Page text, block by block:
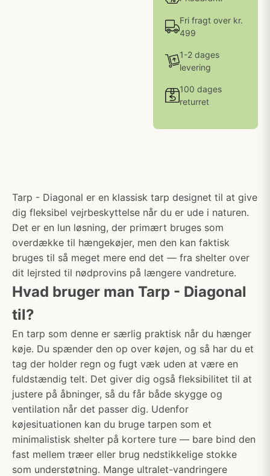
Fri fragt over kr.
499
1-2 dages
levering
100 dages
returret
Tarp - Diagonal er en klassisk tarp designet til at give
dig fleksibel vejrbeskyttelse når du er ude i naturen.
Det er en lun løsning, der primært bruges som
overdække til hængekøjer, men den kan faktisk
bruges til så meget mere end det — fra shelter over
dit lejrsted til nødprovins på længere vandreture.
Hvad bruger man Tarp - Diagonal
til?
En tarp som denne er særlig praktisk når du hænger
køje. Du spænder den op over køjen, og så har du et
tag der holder regn og fugt væk uden at være en
fuldstændig telt. Det giver dig også fleksibilitet til at
justere på åbninger, så du får både skygge og
ventilation når det passer dig. Udenfor
køjesituationen kan du bruge tarpen som et
minimalistisk shelter på kortere ture — bare bind den
fast mellem træer eller brug nedstikkelige stokke
som understøtning. Mange ultralet-vandringere